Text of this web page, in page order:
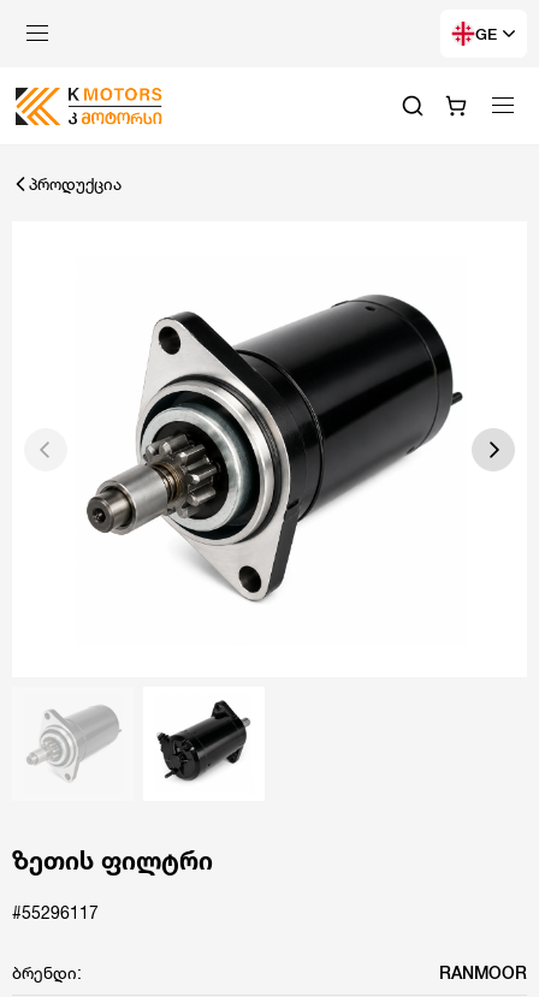
GE
პროდუქცია
ზეთის ფილტრი
#55296117
ბრენდი: RANMOOR